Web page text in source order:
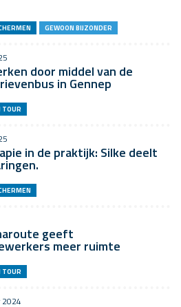
GEWOON BIJZONDER
door middel van de
in Gennep
TOUR
in de praktijk: Silke deelt
geeft
meer ruimte
TOUR